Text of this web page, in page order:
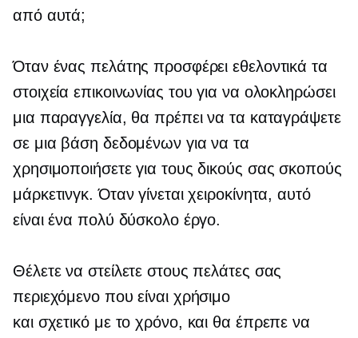
από αυτά;
Όταν ένας πελάτης προσφέρει εθελοντικά τα
στοιχεία επικοινωνίας του για να ολοκληρώσει
μια παραγγελία, θα πρέπει να τα καταγράψετε
σε μια βάση δεδομένων για να τα
χρησιμοποιήσετε για τους δικούς σας σκοπούς
μάρκετινγκ. Όταν γίνεται χειροκίνητα, αυτό
είναι ένα πολύ δύσκολο έργο.
Θέλετε να στείλετε στους πελάτες σας
περιεχόμενο που είναι χρήσιμο
και σχετικό με το χρόνο, και θα έπρεπε να